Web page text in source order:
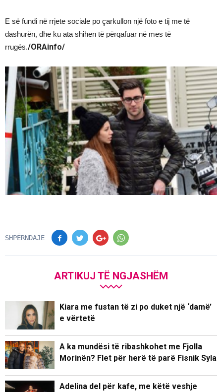
E së fundi në rrjete sociale po çarkullon një foto e tij me të
dashurën, dhe ku ata shihen të përqafuar në mes të
rrugës./ORAinfo/
SHPËRNDAJE
ARTIKUJ TË NGJASHËM
Kiara me fustan të zi po duket një ‘damë’
e vërtetë
A ka mundësi të ribashkohet me Fjolla
Morinën? Flet për herë të parë Fisnik Syla
Adelina del për kafe, me këtë veshje